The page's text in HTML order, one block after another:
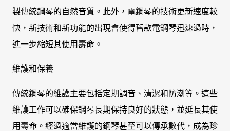
製傳統鋼琴的自然音質。此外，電鋼琴的技術更新速度較
快，新技術和新功能的出現會使得舊款電鋼琴迅速過時，
進一步縮短其使用壽命。
維護和保養
傳統鋼琴的維護主要包括定期調音、清潔和防潮等。這些
維護工作可以確保鋼琴長期保持良好的狀態，並延長其使
用壽命。經過適當維護的鋼琴甚至可以傳承數代，成為珍